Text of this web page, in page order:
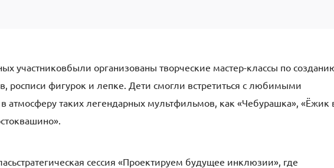
участниковбыли организованы творческие мастер-классы по
росписи фигурок и лепке. Дети смогли встретиться с любимыми
в атмосферу таких легендарных мультфильмов, как «Чебурашка», «Ёжик
стратегическая сессия «Проектируем будущее инклюзии», где